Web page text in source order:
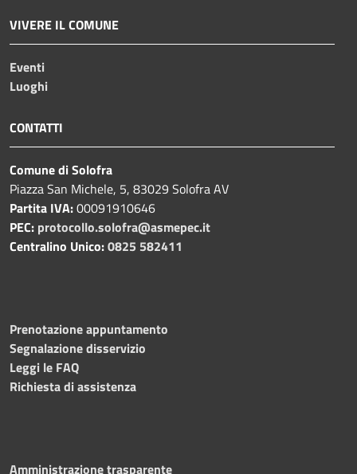
VIVERE IL COMUNE
Eventi
Luoghi
CONTATTI
Comune di Solofra
Piazza San Michele, 5, 83029 Solofra AV
Partita IVA:00091910646
PEC: protocollo.solofra@asmepec.it
Centralino Unico:0825 582411
Prenotazione appuntamento
Segnalazione disservizio
Leggi le FAQ
Richiesta di assistenza
Amministrazione trasparente